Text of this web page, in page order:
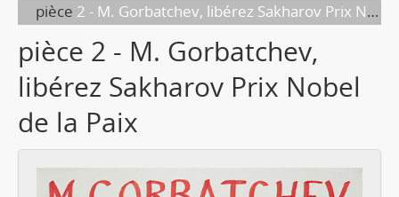
pièce 2 - M. Gorbatchev, libérez Sakharov Prix Nobel de la Paix
pièce 2 - M. Gorbatchev,
libérez Sakharov Prix Nobel
de la Paix